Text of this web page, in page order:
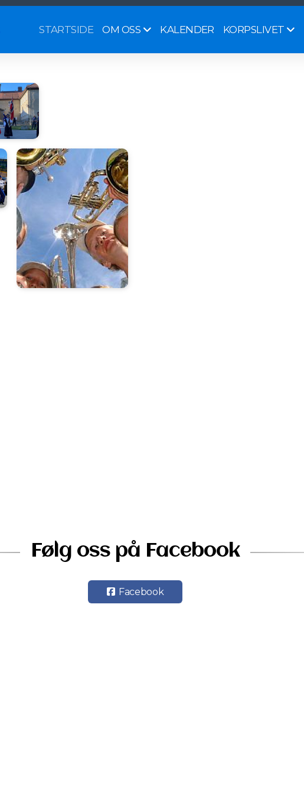
STARTSIDE OM OSS KALENDER KORPSLIVET
Følg oss på Facebook
Facebook